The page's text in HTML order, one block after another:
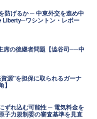
防げるか ─ 中東外交を進め中
Liberty─ワシントン・レポー
席の後継者問題【澁谷司──中
源"を担保に取られるガーナ
ずれ込む可能性 ─ 電気料金を
子力規制委の審査基準を見直